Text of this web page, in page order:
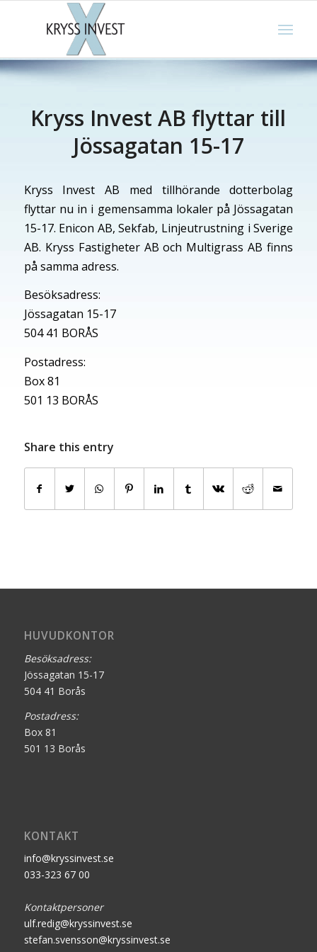
Kryss Invest AB flyttar till
Jössagatan 15-17
Kryss Invest AB med tillhörande dotterbolag
flyttar nu in i gemensamma lokaler på Jössagatan
15-17. Enicon AB, Sekfab, Linjeutrustning i Sverige
AB. Kryss Fastigheter AB och Multigrass AB finns
på samma adress.
Besöksadress:
Jössagatan 15-17
504 41 BORÅS
Postadress:
Box 81
501 13 BORÅS
Share this entry
HUVUDKONTOR
Besöksadress:
Jössagatan 15-17
504 41 Borås
Postadress:
Box 81
501 13 Borås
KONTAKT
info@kryssinvest.se
033-323 67 00
Kontaktpersoner
ulf.redig@kryssinvest.se
stefan.svensson@kryssinvest.se